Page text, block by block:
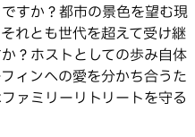
すか？都市の景色を望む現
れとも世代を超えて受け継
？ホストとしての歩み自体
ィンへの愛を分かち合うた
ァミリーリトリートを守る